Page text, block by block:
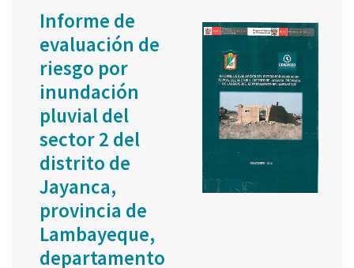
Informe de
evaluación de
riesgo por
inundación
pluvial del
sector 2 del
distrito de
Jayanca,
provincia de
Lambayeque,
departamento